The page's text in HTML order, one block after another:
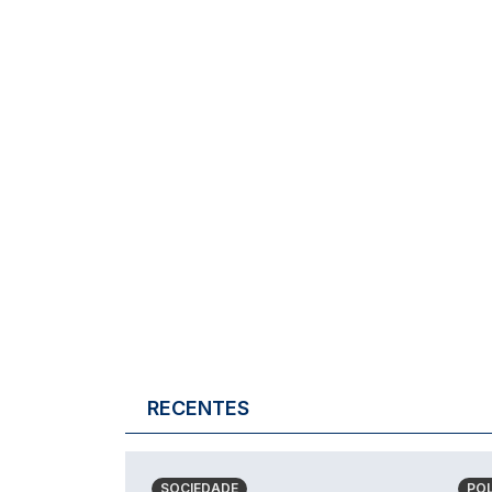
RECENTES
SOCIEDADE